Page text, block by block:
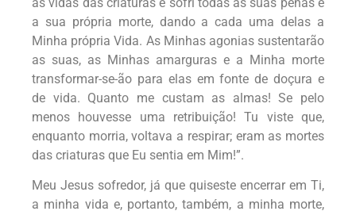
a sua própria morte, dando a cada uma delas a
Minha própria Vida. As Minhas agonias sustentarão
as suas, as Minhas amarguras e a Minha morte
transformar-se-ão para elas em fonte de doçura e
de vida. Quanto me custam as almas! Se pelo
menos houvesse uma retribuição! Tu viste que,
enquanto morria, voltava a respirar; eram as mortes
das criaturas que Eu sentia em Mim!”.
Meu Jesus sofredor, já que quiseste encerrar em Ti,
a minha vida e, portanto, também, a minha morte,